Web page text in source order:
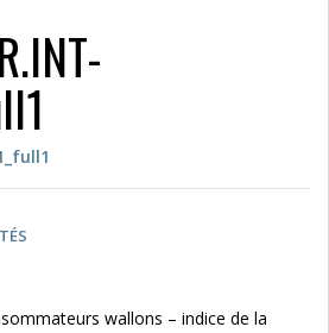
wallons – indice de la